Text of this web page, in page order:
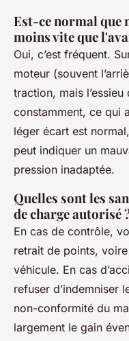
Est-ce normal que
moins vite que
Oui, c’est fréquent.
moteur (souvent
traction, mais
constamment, ce qui
léger écart est
peut indiquer un
pression inadaptée.
Quelles sont les
de charge autorisé
En cas de contrôle,
retrait de points,
véhicule. En cas
refuser d’indemniser
non-conformité du
largement le gain